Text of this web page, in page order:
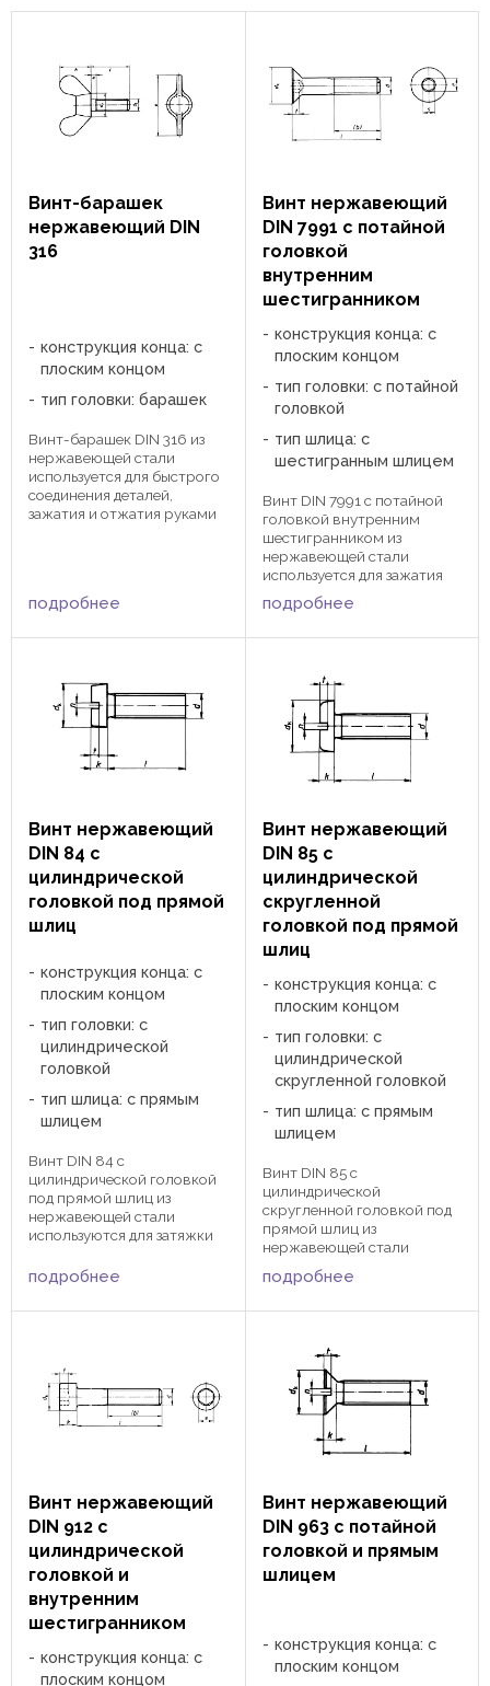
Винт-барашек
нержавеющий DIN
316
конструкция конца: с
плоским концом
тип головки: барашек
Винт-барашек DIN 316 из
нержавеющей стали
используется для быстрого
соединения деталей,
зажатия и отжатия руками
химической
36 48 h 11 15 18 23 ...
подробнее
Винт нержавеющий
DIN 7991 с потайной
головкой
внутренним
шестигранником
конструкция конца: с
плоским концом
тип головки: с потайной
головкой
тип шлица: с
шестигранным шлицем
Винт DIN 7991 с потайной
головкой внутренним
шестигранником из
нержавеющей стали
используется для зажатия
деталей и узлов в
приборостроении,
8 10 12 k 1,14 1,12 1,39 a 14 16
18 h ТХ 20 ...
подробнее
Винт нержавеющий
DIN 84 c
цилиндрической
головкой под прямой
шлиц
конструкция конца: с
плоским концом
тип головки: с
цилиндрической
головкой
тип шлица: с прямым
шлицем
Винт DIN 84 c
цилиндрической головкой
под прямой шлиц из
нержавеющей стали
используются для затяжки
станках при помощи
отвертки и прямым
шлицем или специальной
3,3 3,9 5 6 n ...
подробнее
Винт нержавеющий
DIN 85 c
цилиндрической
скругленной
головкой под прямой
шлиц
конструкция конца: с
плоским концом
тип головки: с
цилиндрической
скругленной головкой
тип шлица: с прямым
шлицем
Винт DIN 85 c
цилиндрической
скругленной головкой под
прямой шлиц из
нержавеющей стали
используются для затяжки
деталей и узлов приборах и
насадкой с прямым
шлицем. dk 3,2 4 5 6 7 8 10
12 ...
подробнее
Винт нержавеющий
DIN 912 с
цилиндрической
головкой и
внутренним
шестигранником
конструкция конца: с
плоским концом
Винт нержавеющий
DIN 963 с потайной
головкой и прямым
шлицем
конструкция конца: с
плоским концом